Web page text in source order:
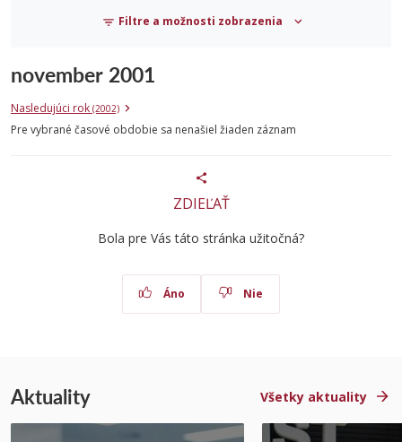
Filtre a možnosti zobrazenia
november 2001
Nasledujúci rok (2002)
Pre vybrané časové obdobie sa nenašiel žiaden záznam
ZDIEĽAŤ
Bola pre Vás táto stránka užitočná?
Áno Nie
Aktuality Všetky aktuality